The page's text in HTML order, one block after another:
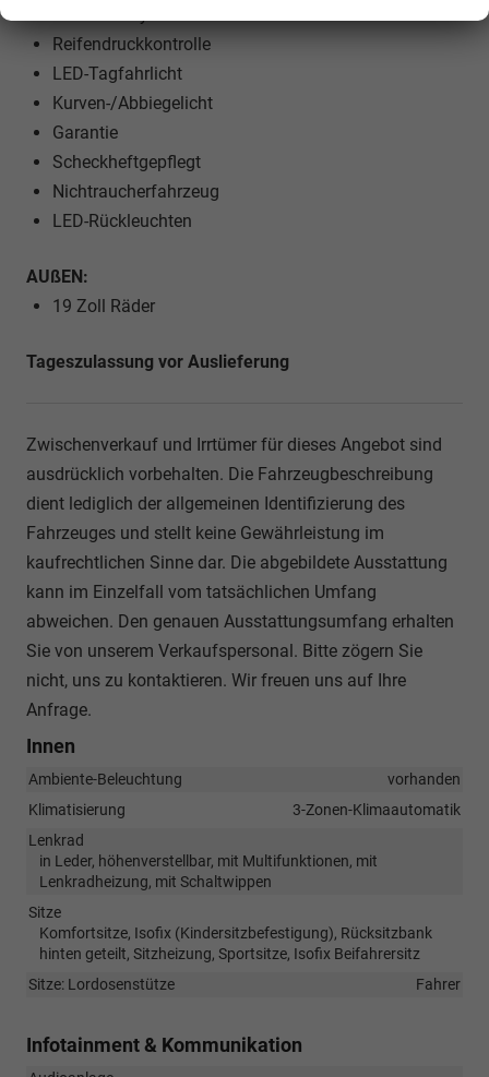
Reifendruckkontrolle
LED-Tagfahrlicht
Kurven-/Abbiegelicht
Garantie
Scheckheftgepflegt
Nichtraucherfahrzeug
LED-Rückleuchten
AUßEN:
19 Zoll Räder
Tageszulassung vor Auslieferung
Zwischenverkauf und Irrtümer für dieses Angebot sind
ausdrücklich vorbehalten. Die Fahrzeugbeschreibung
dient lediglich der allgemeinen Identifizierung des
Fahrzeuges und stellt keine Gewährleistung im
kaufrechtlichen Sinne dar. Die abgebildete Ausstattung
kann im Einzelfall vom tatsächlichen Umfang
abweichen. Den genauen Ausstattungsumfang erhalten
Sie von unserem Verkaufspersonal. Bitte zögern Sie
nicht, uns zu kontaktieren. Wir freuen uns auf Ihre
Anfrage.
Innen
Ambiente-Beleuchtung
vorhanden
Klimatisierung
3-Zonen-Klimaautomatik
Lenkrad
in Leder, höhenverstellbar, mit Multifunktionen, mit
Lenkradheizung, mit Schaltwippen
Sitze
Komfortsitze, Isofix (Kindersitzbefestigung), Rücksitzbank
hinten geteilt, Sitzheizung, Sportsitze, Isofix Beifahrersitz
Sitze: Lordosenstütze
Fahrer
Infotainment & Kommunikation